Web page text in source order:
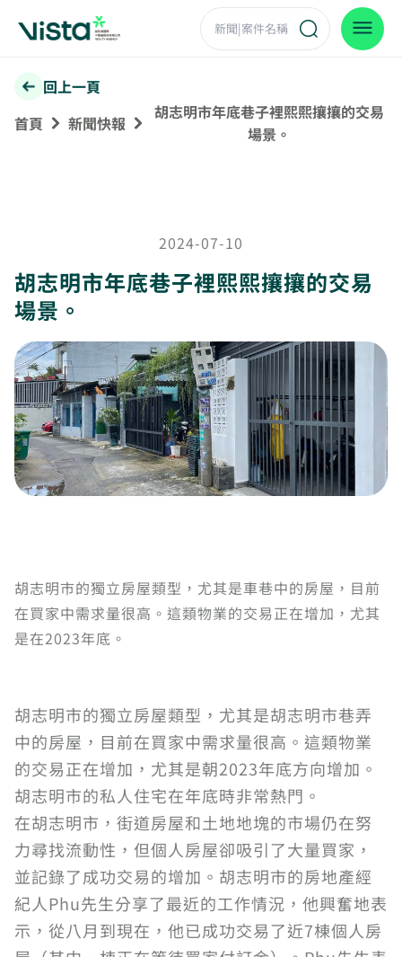
回上一頁
首頁
新聞快報
胡志明市年底巷子裡熙熙攘攘的交易
場景。
2024-07-10
胡志明市年底巷子裡熙熙攘攘的交易
場景。
胡志明市的獨立房屋類型，尤其是車巷中的房屋，目前
在買家中需求量很高。這類物業的交易正在增加，尤其
是在2023年底。
胡志明市的獨立房屋類型，尤其是胡志明市巷弄
中的房屋，目前在買家中需求量很高。這類物業
的交易正在增加，尤其是朝2023年底方向增加。
胡志明市的私人住宅在年底時非常熱門。
在胡志明市，街道房屋和土地地塊的市場仍在努
力尋找流動性，但個人房屋卻吸引了大量買家，
並記錄了成功交易的增加。胡志明市的房地產經
紀人Phu先生分享了最近的工作情況，他興奮地表
示，從八月到現在，他已成功交易了近7棟個人房